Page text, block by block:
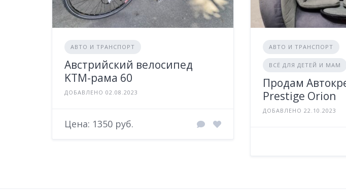
АВТО И ТРАНСПОРТ
Австрийский велосипед
KTM-рама 60
ДОБАВЛЕНО 02.08.2023
Цена: 1350 руб.
АВТО И ТРАНСПОРТ
ВСЁ ДЛЯ ДЕТЕЙ И МАМ
Продам
Prestige Orion
ДОБАВЛЕНО 22.10.2023